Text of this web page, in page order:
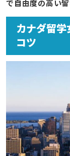
で自由度の高い
カナダ留学
コツ